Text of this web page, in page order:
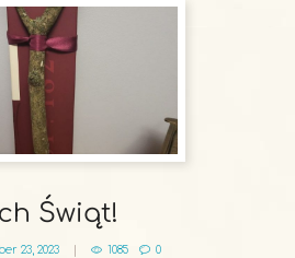
Świąt!
23, 2023 1085
0